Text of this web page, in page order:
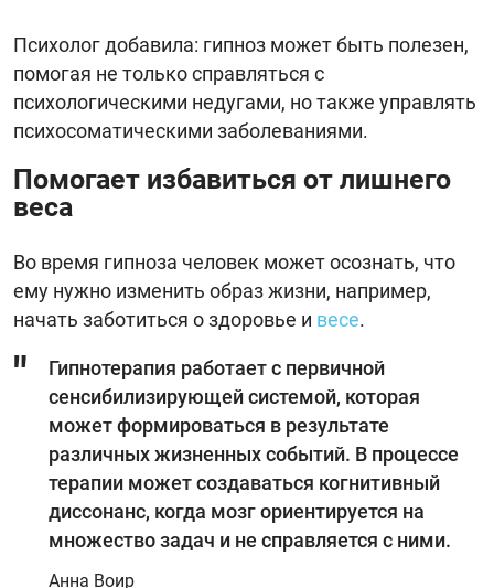
Психолог добавила: гипноз может быть полезен,
помогая не только справляться с
психологическими недугами, но также управлять
психосоматическими заболеваниями.
Помогает избавиться от лишнего
веса
Во время гипноза человек может осознать, что
ему нужно изменить образ жизни, например,
начать заботиться о здоровье и весе.
Гипнотерапия работает с первичной
сенсибилизирующей системой, которая
может формироваться в результате
различных жизненных событий. В процессе
терапии может создаваться когнитивный
диссонанс, когда мозг ориентируется на
множество задач и не справляется с ними.
Анна Воир